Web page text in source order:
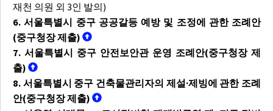
재천 의원 외 3인 발의)
6. 서울특별시 중구 공공갈등 예방 및 조정에 관한 조례안
(중구청장 제출)
7. 서울특별시 중구 안전보안관 운영 조례안(중구청장 제
출)
8. 서울특별시 중구 건축물관리자의 제설·제빙에 관한 조례
안(중구청장 제출)